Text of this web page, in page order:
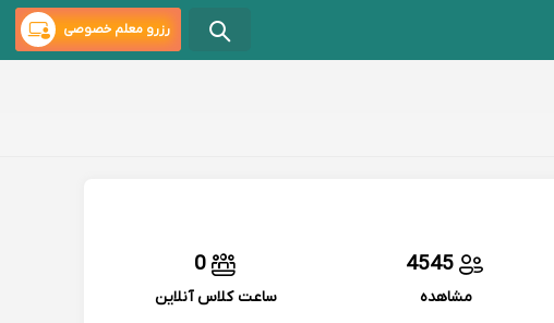
رزرو معلم خصوصی
4545
مشاهده
0
ساعت کلاس آنلاین